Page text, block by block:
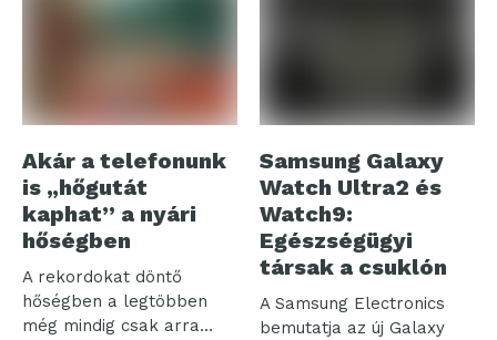
Akár a telefonunk
is „hőgutát
kaphat” a nyári
hőségben
A rekordokat döntő
hőségben a legtöbben
még mindig csak arra
Samsung Galaxy
Watch Ultra2 és
Watch9:
Egészségügyi
társak a csuklón
A Samsung Electronics
bemutatja az új Galaxy